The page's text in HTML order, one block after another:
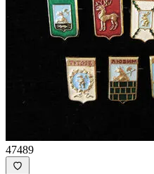
47489